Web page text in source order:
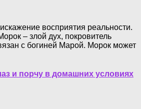
восприятия реальности.
– злой дух, покровитель
с богиней Марой. Морок может
и порчу в домашних условиях